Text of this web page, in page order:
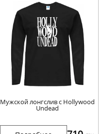
Мужской лонгслив с Hollywood
Undead